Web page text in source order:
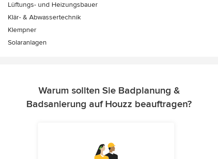
Lüftungs- und Heizungsbauer
Klär- & Abwassertechnik
Klempner
Solaranlagen
Warum sollten Sie Badplanung &
Badsanierung auf Houzz beauftragen?